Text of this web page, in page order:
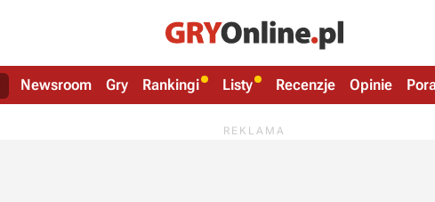
Newsroom Gry Rankingi Listy Recenzje Opinie